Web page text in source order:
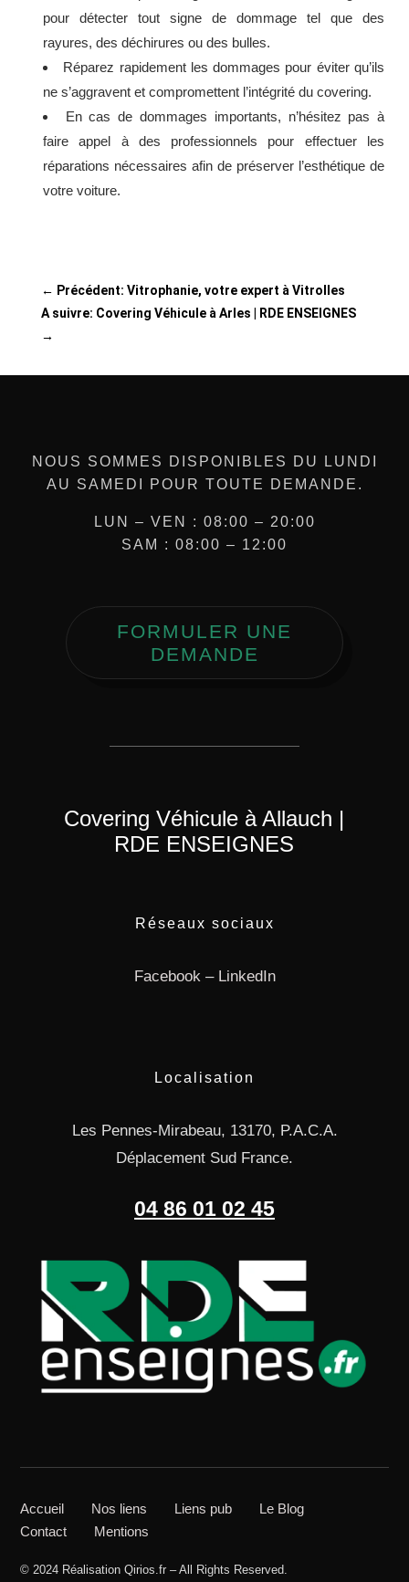
pour détecter tout signe de dommage tel que des
rayures, des déchirures ou des bulles.
Réparez rapidement les dommages pour éviter qu’ils
ne s’aggravent et compromettent l’intégrité du covering.
En cas de dommages importants, n’hésitez pas à
faire appel à des professionnels pour effectuer les
réparations nécessaires afin de préserver l’esthétique de
votre voiture.
← Précédent: Vitrophanie, votre expert à Vitrolles
A suivre: Covering Véhicule à Arles | RDE ENSEIGNES
→
NOUS SOMMES DISPONIBLES DU LUNDI
AU SAMEDI POUR TOUTE DEMANDE.
LUN – VEN : 08:00 – 20:00
SAM : 08:00 – 12:00
FORMULER UNE
DEMANDE
Covering Véhicule à Allauch |
RDE ENSEIGNES
Réseaux sociaux
Facebook– LinkedIn
Localisation
Les Pennes-Mirabeau, 13170, P.A.C.A.
Déplacement Sud France.
04 86 01 02 45
Accueil Nos liens Liens pub
Le Blog
Contact
Mentions
© 2024 Réalisation Qirios.fr – All Rights Reserved.